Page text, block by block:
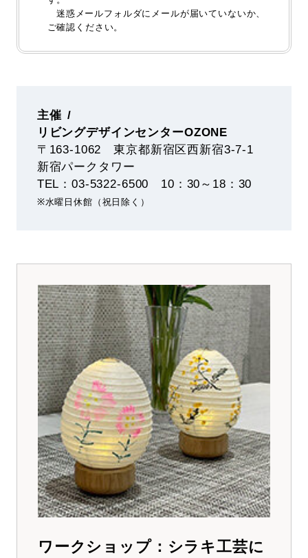
迷惑メールフォルダにメールが届いていないか、
ご確認ください。
主催
リビングデザインセンターOZONE
〒163-1062 東京都新宿区西新宿3-7-1
新宿パークタワー
TEL：03-5322-6500 10：30～18：30
※水曜日休館（祝日除く）
ワークショップ：シラキ工芸に